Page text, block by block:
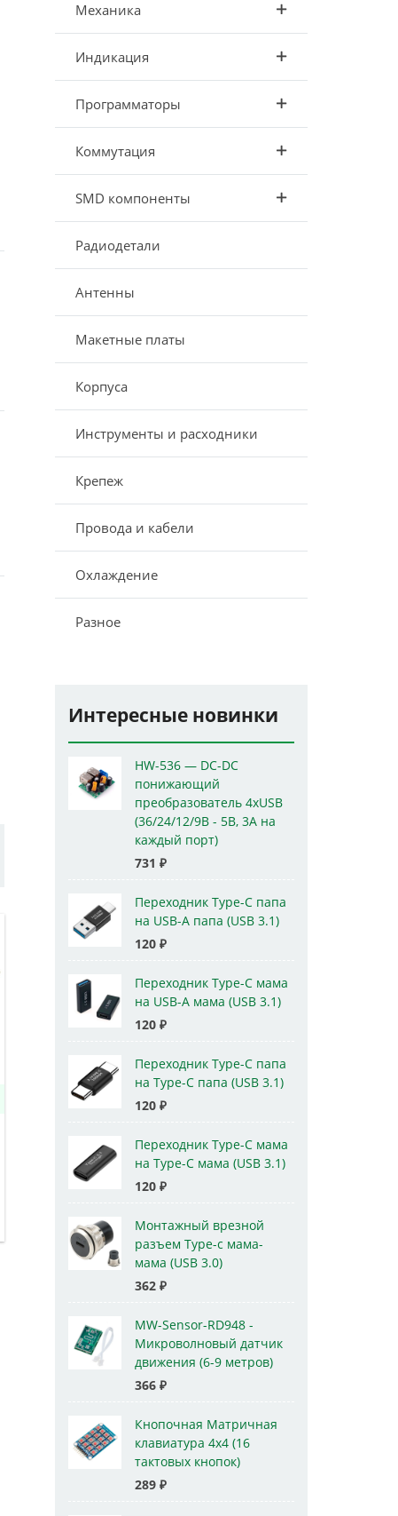
Механика
Индикация
Программаторы
Коммутация
SMD компоненты
Радиодетали
Антенны
Макетные платы
Корпуса
Инструменты и расходники
Крепеж
Провода и кабели
Охлаждение
Разное
Интересные новинки
HW-536 — DC-DC
понижающий
преобразователь 4xUSB
(36/24/12/9В - 5В, 3А на
каждый порт)
731 ₽
Переходник Type-C папа
на USB-A папа (USB 3.1)
120 ₽
Переходник Type-C мама
на USB-A мама (USB 3.1)
120 ₽
Переходник Type-C папа
на Type-C папа (USB 3.1)
120 ₽
Переходник Type-C мама
на Type-C мама (USB 3.1)
120 ₽
Монтажный врезной
разъем Type-c мама-
мама (USB 3.0)
362 ₽
MW-Sensor-RD948 -
Микроволновый датчик
движения (6-9 метров)
366 ₽
Кнопочная Матричная
клавиатура 4x4 (16
тактовых кнопок)
289 ₽